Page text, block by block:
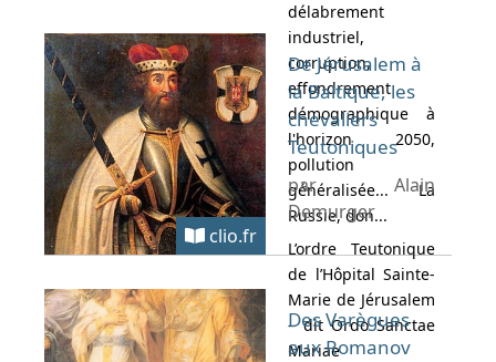
délabrement
industriel,
corruption,
effondrement
démographique à
l'horizon 2050,
pollution
généralisée... La
Russie, don...
clio.fr
De Jérusalem à
la Baltique, les
chevaliers
Teutoniques
par Alain
Demurger
L’ordre Teutonique
de l’Hôpital Sainte-
Marie de Jérusalem
– dit Ordo Sanctae
Mariae
Des Varègues
aux Romanov